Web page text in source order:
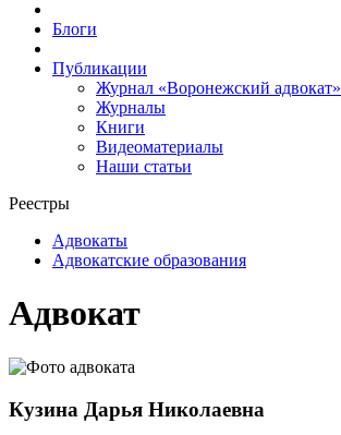
Блоги
Публикации
Журнал «Воронежский адвокат»
Журналы
Книги
Видеоматериалы
Наши статьи
Реестры
Адвокаты
Адвокатские образования
Адвокат
Кузина Дарья Николаевна